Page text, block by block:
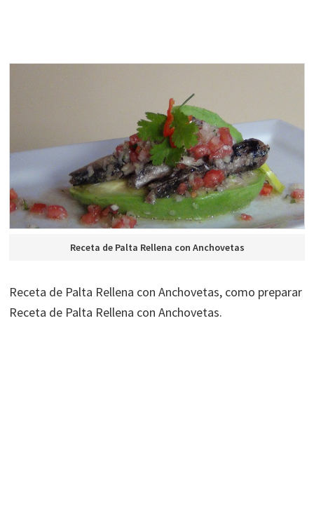
Receta de Palta Rellena con Anchovetas
Receta de Palta Rellena con Anchovetas, como preparar
Receta de Palta Rellena con Anchovetas.